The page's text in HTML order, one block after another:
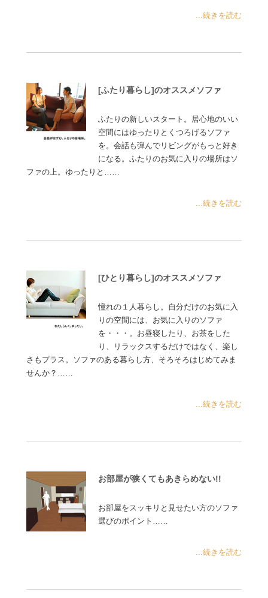
...続きを読む
[ふたり暮らし]のオススメソファ
ふたりの新しいスタート。居心地のいい
空間にはゆったりとくつろげるソファ
を。会話も弾んでリビングがもっと好き
になる。ふたりのお気に入りの場所はソ
ファの上。ゆったりと……
...続きを読む
[ひとり暮らし]のオススメソファ
憧れの１人暮らし。自分だけのお気に入
りの空間には、お気に入りのソファ
を・・・。お昼寝したり、お茶をした
り、リラックスするだけではなく、楽し
さもプラス。ソファのある暮らし方、そろそろはじめてみま
せんか？……
...続きを読む
お部屋が狭くてもあきらめない!!
お部屋をスッキリと見せたい方のソファ
選びのポイント……
...続きを読む